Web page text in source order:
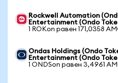
Rockwell Automation
Entertainment (Ondo
1 ROKon равен 171,0358
Ondas Holdings (Ondo
Entertainment (Ondo
1 ONDSon равен 3,4961